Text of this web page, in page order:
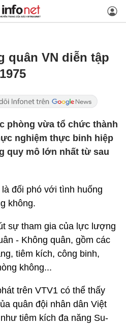
quân VN diễn tập
phòng vừa tổ chức thành
nghiệm thực binh hiệp
quy mô lớn nhất từ sau
đối phó với tình huống
không.
sự tham gia của lực lượng
- Không quân, gồm các
tiêm kích, công binh,
không...
trên VTV1 có thể thấy
quân đội nhân dân Việt
tiêm kích đa năng Su-